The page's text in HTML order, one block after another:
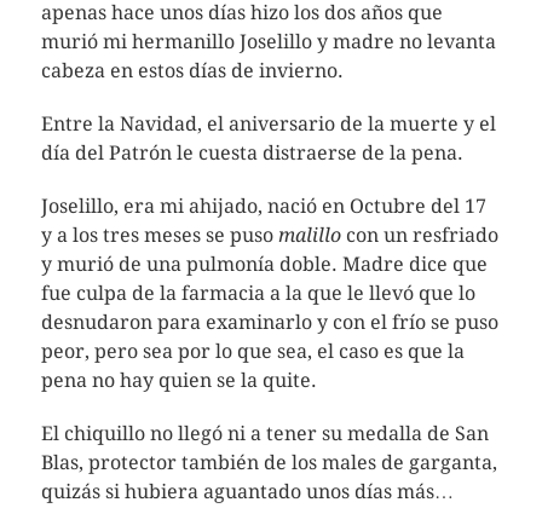
apenas hace unos días hizo los dos años que
murió mi hermanillo Joselillo y madre no levanta
cabeza en estos días de invierno.
Entre la Navidad, el aniversario de la muerte y el
día del Patrón le cuesta distraerse de la pena.
Joselillo, era mi ahijado, nació en Octubre del 17
y a los tres meses se puso malillocon un resfriado
y murió de una pulmonía doble. Madre dice que
fue culpa de la farmacia a la que le llevó que lo
desnudaron para examinarlo y con el frío se puso
peor, pero sea por lo que sea, el caso es que la
pena no hay quien se la quite.
El chiquillo no llegó ni a tener su medalla de San
Blas, protector también de los males de garganta,
quizás si hubiera aguantado unos días más…